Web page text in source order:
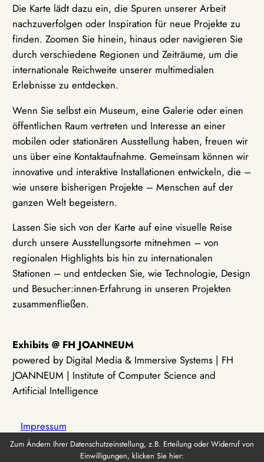
Die Karte lädt dazu ein, die Spuren unserer Arbeit
nachzuverfolgen oder Inspiration für neue Projekte zu
finden. Zoomen Sie hinein, hinaus oder navigieren Sie
durch verschiedene Regionen und Zeiträume, um die
internationale Reichweite unserer multimedialen
Erlebnisse zu entdecken.
Wenn Sie selbst ein Museum, eine Galerie oder einen
öffentlichen Raum vertreten und Interesse an einer
mobilen oder stationären Ausstellung haben, freuen wir
uns über eine Kontaktaufnahme. Gemeinsam können wir
innovative und interaktive Installationen entwickeln, die –
wie unsere bisherigen Projekte – Menschen auf der
ganzen Welt begeistern.
Lassen Sie sich von der Karte auf eine visuelle Reise
durch unsere Ausstellungsorte mitnehmen – von
regionalen Highlights bis hin zu internationalen
Stationen – und entdecken Sie, wie Technologie, Design
und Besucher:innen-Erfahrung in unseren Projekten
zusammenfließen.
Exhibits @ FH JOANNEUM
powered by Digital Media & Immersive Systems | FH
JOANNEUM | Institute of Computer Science and
Artificial Intelligence
Impressum
Zum Ändern Ihrer Datenschutzeinstellung, z.B. Erteilung oder Widerruf von
Einwilligungen, klicken Sie hier: